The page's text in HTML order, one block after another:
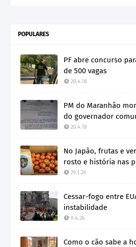
POPULARES
PF abre concurso
de 500 vagas
20.4.18
PM do Maranhão
do governador
20.4.18
No Japão, frutas e
rosto e história nas
29.1.26
Cessar-fogo entre
instabilidade
9.4.26
Como o cão sabe a